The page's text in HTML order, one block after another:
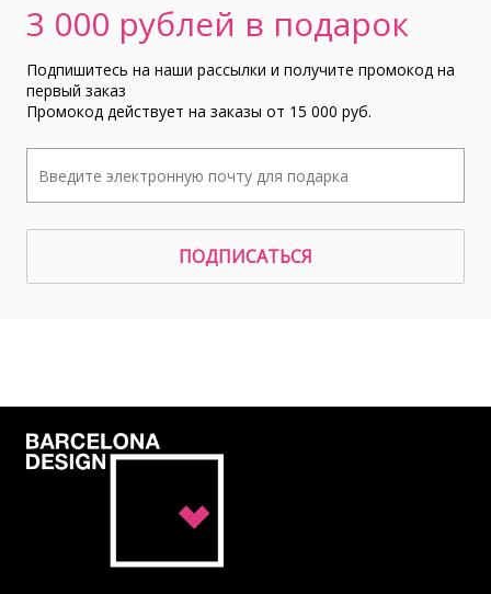
3 000 рублей в подарок
Подпишитесь на наши рассылки и получите промокод на
первый заказ
Промокод действует на заказы от 15 000 руб.
ПОДПИСАТЬСЯ